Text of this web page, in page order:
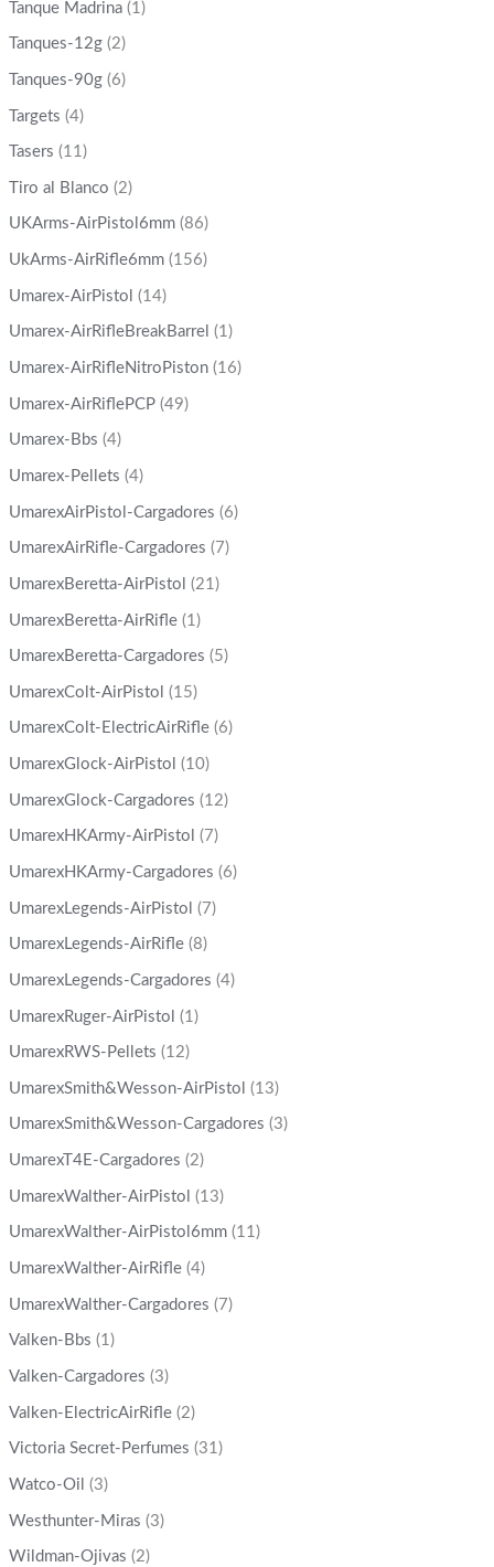
Tanque Madrina (1)
Tanques-12g (2)
Tanques-90g (6)
Targets (4)
Tasers (11)
Tiro al Blanco (2)
UKArms-AirPistol6mm (86)
UkArms-AirRifle6mm (156)
Umarex-AirPistol (14)
Umarex-AirRifleBreakBarrel (1)
Umarex-AirRifleNitroPiston (16)
Umarex-AirRiflePCP (49)
Umarex-Bbs (4)
Umarex-Pellets (4)
UmarexAirPistol-Cargadores (6)
UmarexAirRifle-Cargadores (7)
UmarexBeretta-AirPistol (21)
UmarexBeretta-AirRifle (1)
UmarexBeretta-Cargadores (5)
UmarexColt-AirPistol (15)
UmarexColt-ElectricAirRifle (6)
UmarexGlock-AirPistol (10)
UmarexGlock-Cargadores (12)
UmarexHKArmy-AirPistol (7)
UmarexHKArmy-Cargadores (6)
UmarexLegends-AirPistol (7)
UmarexLegends-AirRifle (8)
UmarexLegends-Cargadores (4)
UmarexRuger-AirPistol (1)
UmarexRWS-Pellets (12)
UmarexSmith&Wesson-AirPistol (13)
UmarexSmith&Wesson-Cargadores (3)
UmarexT4E-Cargadores (2)
UmarexWalther-AirPistol (13)
UmarexWalther-AirPistol6mm (11)
UmarexWalther-AirRifle (4)
UmarexWalther-Cargadores (7)
Valken-Bbs (1)
Valken-Cargadores (3)
Valken-ElectricAirRifle (2)
Victoria Secret-Perfumes (31)
Watco-Oil (3)
Westhunter-Miras (3)
Wildman-Ojivas (2)